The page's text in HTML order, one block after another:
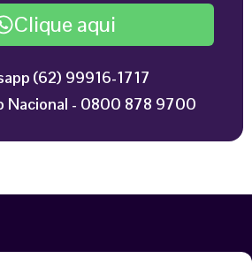
Clique aqui
(62) 99916-1717
Nacional - 0800 878 9700